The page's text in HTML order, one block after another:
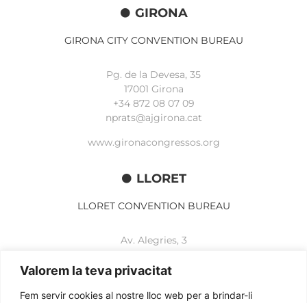
Valorem la teva privacitat
Fem servir cookies al nostre lloc web per a brindar-li
GIRONA
GIRONA CITY CONVENTION BUREAU
Pg. de la Devesa, 35
17001 Girona
+34 872 08 07 09
nprats@ajgirona.cat
www.gironacongressos.org
LLORET
LLORET CONVENTION BUREAU
Av. Alegries, 3
+34 972 365 788